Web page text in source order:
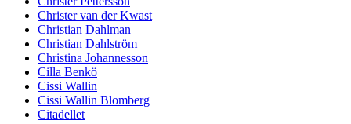
Christer van der Kwast
Christian Dahlman
Christian Dahlström
Christina Johannesson
Cilla Benkö
Cissi Wallin
Cissi Wallin Blomberg
Citadellet